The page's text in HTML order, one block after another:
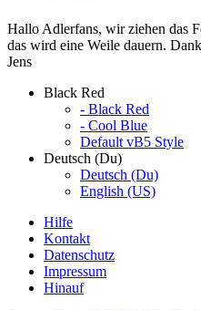
Hallo Adlerfans, wir ziehen das
das wird eine Weile dauern.
Jens
Black Red
- Black Red
- Cool Blue
Default vB5 Style
Deutsch (Du)
Deutsch (Du)
English (US)
Hilfe
Kontakt
Datenschutz
Impressum
Hinauf